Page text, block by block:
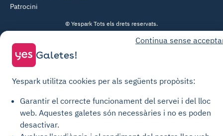
Patrocini
© Yespark Tots els drets reservats.
Condicions generals d'ús
Condicions generals de venda Recàrrega
Política de cookies
Continua sense
Galetes!
Yespark utilitza cookies per als següents propòsits:
Garantir el correcte funcionament del servei i del lloc
web. Aquestes galetes són necessàries i no es poden
desactivar.